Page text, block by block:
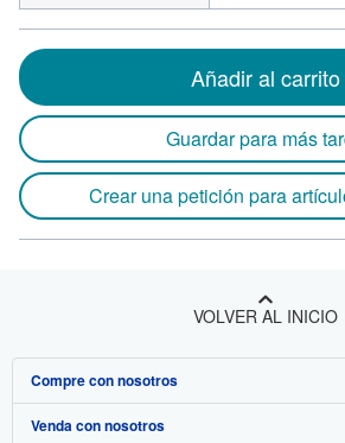
Añadir al carrito
Guardar para más
Crear una petición para
VOLVER AL INICIO
Compre con nosotros
Búsqueda avanzada
Venda con nosotros